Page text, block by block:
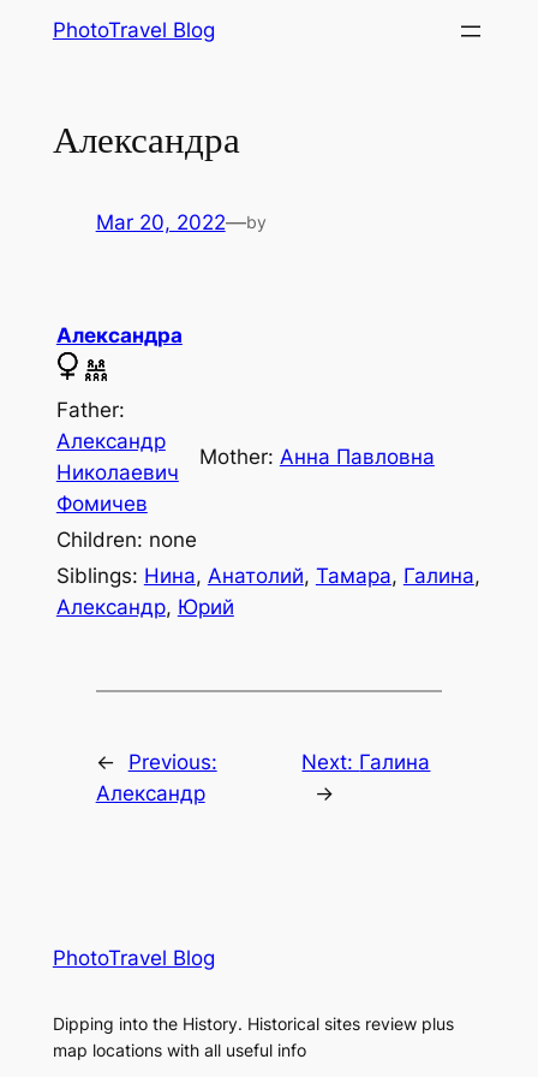
PhotoTravel Blog
Александра
Mar 20, 2022—by
Александра
Father:
Александр
Николаевич
Фомичев
Mother: Анна Павловна
Children: none
Siblings: Нина, Анатолий, Тамара, Галина,
Александр, Юрий
←
Previous:
Александр
Next: Галина
→
PhotoTravel Blog
Dipping into the History. Historical sites review plus
map locations with all useful info